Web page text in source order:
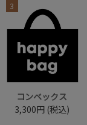
3
コンベックス
3,300円 (税込)